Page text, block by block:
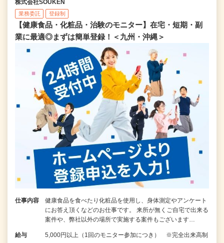
株式会社SOUKEN
業務委託 登録制
【健康食品・化粧品・治験のモニター】在宅・短期・副
業に最適◎まずは簡単登録！＜九州・沖縄＞
仕事内容
健康食品を食べたり化粧品を使用し、身体測定やアンケート
にお答え頂くなどのお仕事です。 来所が無くご自宅で出来る
案件や、弊社以外の場所で実施する案件もございます…
給与 5,000円以上（1回のモニター参加につき） ※完全出来高制